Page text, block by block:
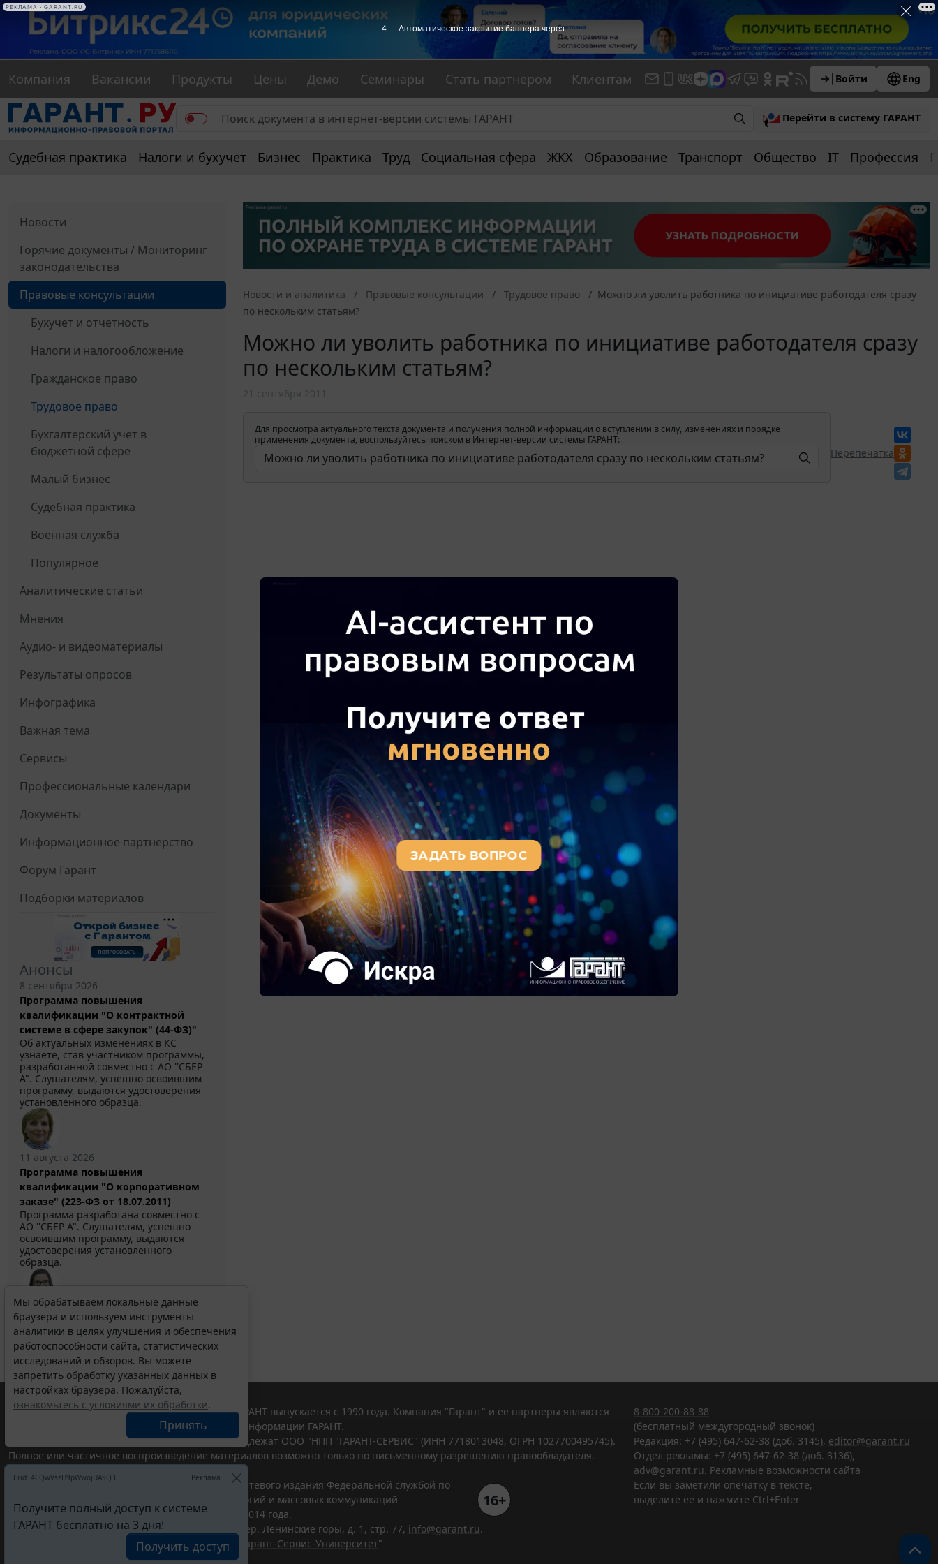
Компания Вакансии Продукты Цены Демо Семинары Стать партнером Клиентам Войти Eng
Перейти в систему ГАРАНТ
Судебная практика Налоги и бухучет Бизнес Практика Труд Социальная сфера ЖКХ Образование Транспорт Общество IT Профессия
Новости
Горячие документы / Мониторинг
законодательства
Правовые консультации
Бухучет и отчетность
Налоги и налогообложение
Гражданское право
Трудовое право
Бухгалтерский учет в
бюджетной сфере
Малый бизнес
Судебная практика
Военная служба
Популярное
Аналитические статьи
Мнения
Аудио- и видеоматериалы
Результаты опросов
Инфографика
Важная тема
Сервисы
Профессиональные календари
Документы
Информационное партнерство
Форум Гарант
Подборки материалов
Анонсы
8 сентября 2026
Программа повышения
квалификации "О контрактной
системе в сфере закупок" (44-ФЗ)"
Об актуальных изменениях в КС
узнаете, став участником программы,
разработанной совместно с АО ''СБЕР
А". Слушателям, успешно освоившим
программу, выдаются удостоверения
установленного образца.
11 августа 2026
Программа повышения
квалификации "О корпоративном
заказе" (223-ФЗ от 18.07.2011)
Программа разработана совместно с
АО ''СБЕР А". Слушателям, успешно
освоившим программу, выдаются
удостоверения установленного
образца.
Выберите тему программы повышения квалификации
для юристов ...
Новости и аналитика Правовые консультации Трудовое право
Можно ли уволить работника по инициативе работодателя сразу
по нескольким статьям?
Можно ли уволить работника по инициативе работодателя сразу
по нескольким статьям?
Для просмотра актуального текста документа и получения полной информации о вступлении в силу, изменениях и порядке
применения документа, воспользуйтесь поиском в Интернет-версии системы ГАРАНТ:
Перепечатка
Мы обрабатываем локальные данные
браузера и используем инструменты
аналитики в целях улучшения и обеспечения
работоспособности сайта, статистических
исследований и обзоров. Вы можете
запретить обработку указанных данных в
настройках браузера. Пожалуйста,
ознакомьтесь с условиями их обработки.
Принять
Erid: 4CQwVszH9pWwojUA9Q3 Реклама
Получите полный доступ к системе
ГАРАНТ бесплатно на 3 дня!
Получить доступ
© ООО "НПП "ГАРАНТ-СЕРВИС", 2026. Система ГАРАНТ выпускается с 1990 года. Компания "Гарант" и ее партнеры являются
участниками Российской ассоциации правовой информации ГАРАНТ.
Все права на материалы сайта ГАРАНТ.РУ принадлежат ООО "НПП "ГАРАНТ-СЕРВИС" (ИНН 7718013048, ОГРН 1027700495745).
Полное или частичное воспроизведение материалов возможно только по письменному разрешению правообладателя.
Портал ГАРАНТ.РУ зарегистрирован в качестве сетевого издания Федеральной службой по
надзору в сфере связи,информационных технологий и массовых коммуникаций
(Роскомнадзором), Эл № ФС77-58365 от 18 июня 2014 года.
16+
ООО "НПП "ГАРАНТ-СЕРВИС", 119234, г. Москва, тер. Ленинские горы, д. 1, стр. 77, info@garant.ru.
Разработчик ЭПС Система ГАРАНТ – ООО "НПП "
Гарант-Сервис-Университет"
8-800-200-88-88
(бесплатный междугородный звонок)
Редакция: +7 (495) 647-62-38 (доб. 3145), editor@garant.ru
Отдел рекламы: +7 (495) 647-62-38 (доб. 3136),
adv@garant.ru. Рекламные возможности сайта
Если вы заметили опечатку в тексте,
выделите ее и нажмите Ctrl+Enter
3 Автоматическое закрытие баннера через
РЕКЛАМА • GARANT.RU